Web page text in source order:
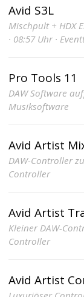
Avid S3L
Mischpult + HDX
· 08:57 Uhr ·
Pro Tools 11
DAW Software
Musiksoftware
Avid Artist
DAW-Controller
Controller
Avid Artist
Kleiner DAW-
Controller
Avid Artist